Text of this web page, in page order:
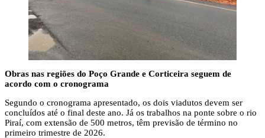
Obras nas regiões do Poço Grande e Corticeira seguem de
acordo com o cronograma
Segundo o cronograma apresentado, os dois viadutos devem ser
concluídos até o final deste ano. Já os trabalhos na ponte sobre o rio
Piraí, com extensão de 500 metros, têm previsão de término no
primeiro trimestre de 2026.